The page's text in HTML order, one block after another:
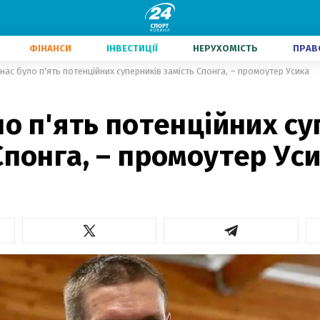
ФІНАНСИ ІНВЕСТИЦІЇ НЕРУХОМІСТЬ
було п'ять потенційних суперників замість Спонга, – промоутер Усика
п'ять потенційних
– промоутер